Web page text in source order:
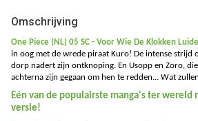
Omschrijving
One Piece (NL) 05 SC - Voor Wie De Klokken
in oog met de wrede piraat Kuro! De intense strijd
dorp nadert zijn ontknoping. En Usopp en Zoro,
achterna zijn gegaan om hen te redden... Wat
Eén van de populairste manga's ter wereld
versie!